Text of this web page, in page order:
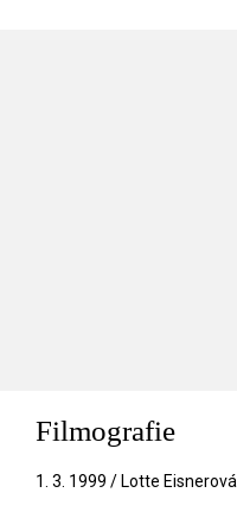
Filmografie
1. 3. 1999 / Lotte Eisnerová